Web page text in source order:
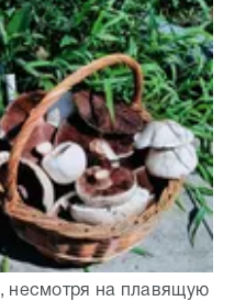
несмотря на плавящую